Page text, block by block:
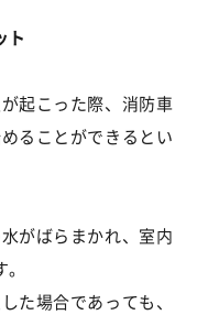
ト
起こった際、消防車
ることができるとい
がばらまかれ、室内
た場合であっても、